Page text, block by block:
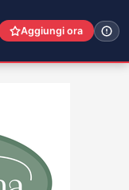
Aggiungi ora